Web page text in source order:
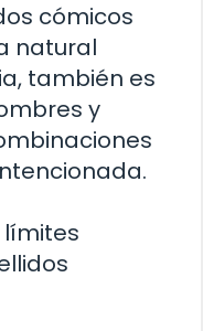
cómicos
natural
también es
y
límites